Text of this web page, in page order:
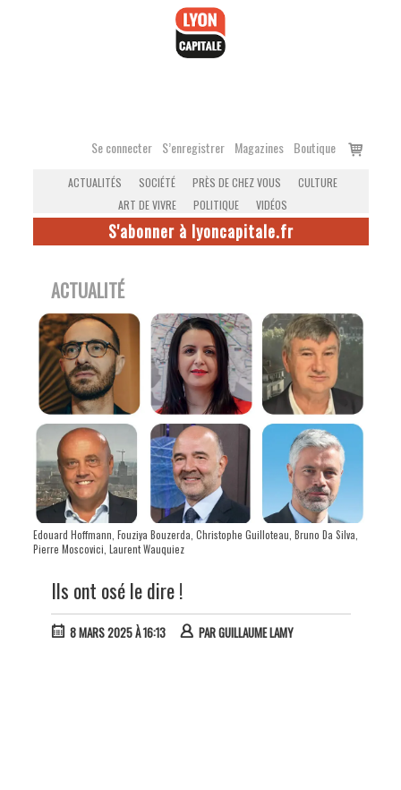
Se connecter S’enregistrer Magazines Boutique
Voir
ACTUALITÉS SOCIÉTÉ PRÈS DE CHEZ VOUS
CULTURE
ART DE VIVRE
POLITIQUE VIDÉOS
S'abonner à lyoncapitale.fr
ACTUALITÉ
Edouard Hoffmann, Fouziya Bouzerda, Christophe Guilloteau, Bruno Da Silva,
Pierre Moscovici, Laurent Wauquiez
Ils ont osé le dire !
8 MARS 2025 À 16:13 PARGUILLAUME LAMY